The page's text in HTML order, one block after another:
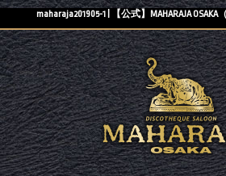
maharaja201905-1 | 【公式】MAHARAJA